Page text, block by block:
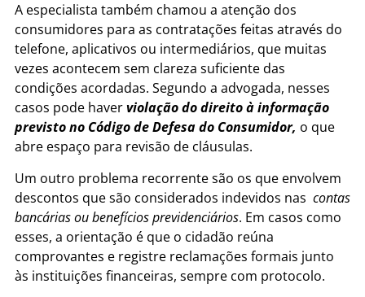
A especialista também chamou a atenção dos
consumidores para as contratações feitas através do
telefone, aplicativos ou intermediários, que muitas
vezes acontecem sem clareza suficiente das
condições acordadas. Segundo a advogada, nesses
casos pode haverviolação dodireito à informação
previsto no Código de Defesa do Consumidor, o que
abre espaço para revisão de cláusulas.
Um outro problema recorrente são os que envolvem
descontos que são considerados indevidos nas contas
bancárias ou benefícios previdenciários. Em casos como
esses, a orientação é que o cidadão reúna
comprovantes e registre reclamações formais junto
às instituições financeiras, sempre com protocolo.